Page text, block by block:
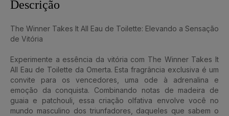
Descrição
The Winner Takes It All Eau de Toilette: Elevando a Sensação
de Vitória
Experimente a essência da vitória com The Winner Takes It
All Eau de Toilette da Omerta. Esta fragrância exclusiva é um
convite para os vencedores, uma ode à adrenalina e
emoção da conquista. Combinando notas de madeira de
guaia e patchouli, essa criação olfativa envolve você no
mundo masculino dos triunfadores, daqueles que sabem o